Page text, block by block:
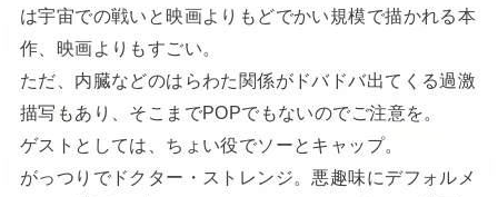
は宇宙での戦いと映画よりもどでかい規模で描かれる本
作、映画よりもすごい。
ただ、内臓などのはらわた関係がドバドバ出てくる過激
描写もあり、そこまでPOPでもないのでご注意を。
ゲストとしては、ちょい役でソーとキャップ。
がっつりでドクター・ストレンジ。悪趣味にデフォルメ